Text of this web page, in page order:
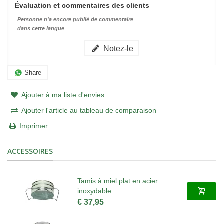
Évaluation et commentaires des clients
Personne n'a encore publié de commentaire
dans cette langue
Notez-le
Share
Ajouter à ma liste d'envies
Ajouter l'article au tableau de comparaison
Imprimer
ACCESSOIRES
Tamis à miel plat en acier
inoxydable
€ 37,95